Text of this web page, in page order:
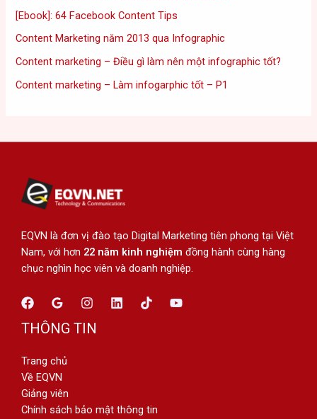
[Ebook]: 64 Facebook Content Tips
Content Marketing năm 2013 qua Infographic
Content marketing – Điều gì làm nên một infographic tốt?
Content marketing – Làm infogarphic tốt – P1
EQVN là đơn vị đào tạo Digital Marketing tiên phong tại Việt
Nam, với hơn 22 năm kinh nghiệm đồng hành cùng hàng
chục nghìn học viên và doanh nghiệp.
THÔNG TIN
Trang chủ
Về EQVN
Giảng viên
Chính sách bảo mật thông tin